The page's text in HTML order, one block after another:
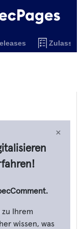
×
Ihrem
wissen, was